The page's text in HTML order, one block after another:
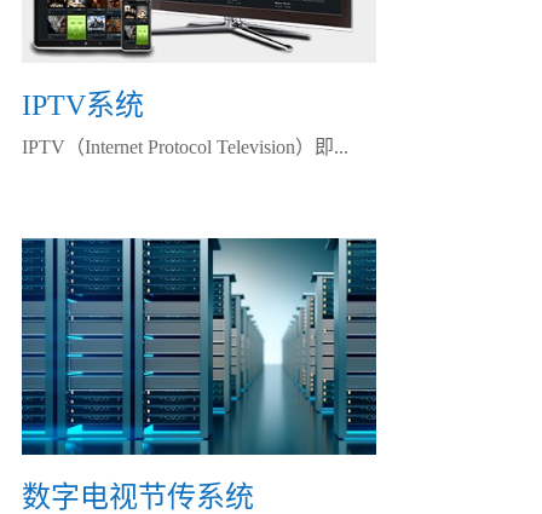
IPTV系统
IPTV（Internet Protocol Television）即...
数字电视节传系统